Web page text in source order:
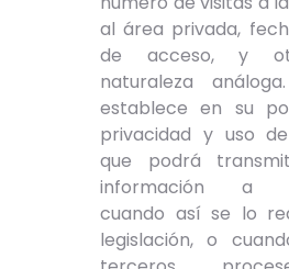
al área privada,
de acceso, y
naturaleza
establece en su
privacidad y uso
que podrá
información a
cuando así se lo
legislación, o